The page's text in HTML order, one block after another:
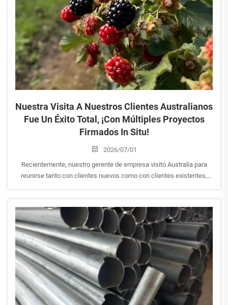
Nuestra Visita A Nuestros Clientes Australianos
Fue Un Éxito Total, ¡con Múltiples Proyectos
Firmados In Situ!
2026/07/01
Recientemente, nuestro gerente de empresa visitó Australia para
reunirse tanto con clientes nuevos como con clientes existentes,
inspecciones in situ de proyectos de invernaderos finalizados y
discusiones cara a cara con los clientes sobre su experiencia en
cultivos y sus planes de desarrollo futuros, la visita recibió una alta
valoración y reconocimiento por parte de los clientes. Esta visita no
solo consolidó aún más las relaciones de cooperación a largo plazo,
sino que también dio lugar a la firma de varios pedidos de proyectos
de invernaderos in situ, sentando así unas bases más sólidas para la
cooperación futura. Agradecemos profundamente la confianza y el
apoyo de todos nuestros clientes y seguiremos creando un mayor